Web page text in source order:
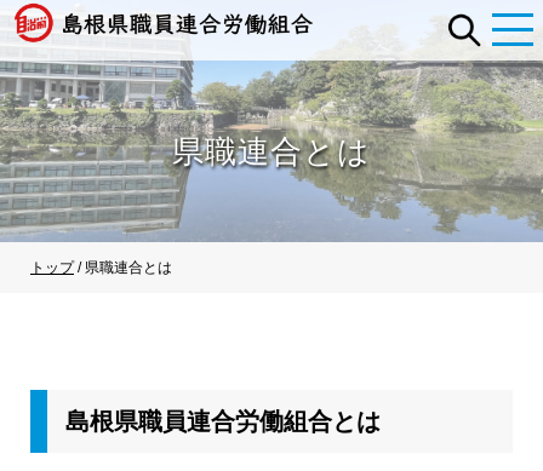
このページの本文へ
県職連合とは
現
トップ/ 県職連合とは
島根県職員連合労働組合とは